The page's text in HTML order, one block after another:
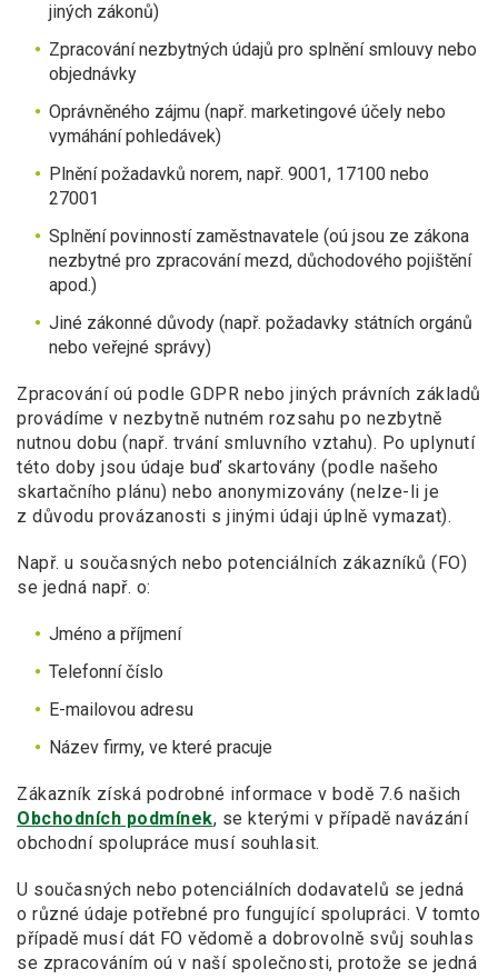
jiných zákonů)
Zpracování nezbytných údajů pro splnění smlouvy nebo
objednávky
Oprávněného zájmu (např. marketingové účely nebo
vymáhání pohledávek)
Plnění požadavků norem, např. 9001, 17100 nebo
27001
Splnění povinností zaměstnavatele (oú jsou ze zákona
nezbytné pro zpracování mezd, důchodového pojištění
apod.)
Jiné zákonné důvody (např. požadavky státních orgánů
nebo veřejné správy)
Zpracování oú podle GDPR nebo jiných právních základů
provádíme v nezbytně nutném rozsahu po nezbytně
nutnou dobu (např. trvání smluvního vztahu). Po uplynutí
této doby jsou údaje buď skartovány (podle našeho
skartačního plánu) nebo anonymizovány (nelze-li je
z důvodu provázanosti s jinými údaji úplně vymazat).
Např. u současných nebo potenciálních zákazníků (FO)
se jedná např. o:
Jméno a příjmení
Telefonní číslo
E-mailovou adresu
Název firmy, ve které pracuje
Zákazník získá podrobné informace v bodě 7.6 našich
Obchodních podmínek, se kterými v případě navázání
obchodní spolupráce musí souhlasit.
U současných nebo potenciálních dodavatelů se jedná
o různé údaje potřebné pro fungující spolupráci. V tomto
případě musí dát FO vědomě a dobrovolně svůj souhlas
se zpracováním oú v naší společnosti, protože se jedná